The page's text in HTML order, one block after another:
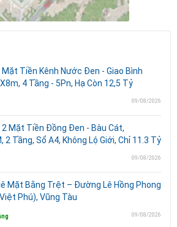
Mặt Tiền Kênh Nước Đen - Giao Bình
4 Tầng - 5Pn, Hạ Còn 12,5 Tỷ
09/08/2026
2 Mặt Tiền Đồng Đen - Bàu Cát,
2 Tầng, Sổ A4, Không Lộ Giới, Chỉ 11.3 Tỷ
09/08/2026
Mặt Bằng Trệt – Đường Lê Hồng Phong
Phú), Vũng Tàu
09/08/2026